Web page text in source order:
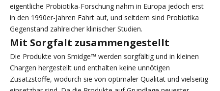
eigentliche Probiotika-Forschung nahm in Europa jedoch erst
in den 1990er-Jahren Fahrt auf, und seitdem sind Probiotika
Gegenstand zahlreicher klinischer Studien.
Mit Sorgfalt zusammengestellt
Die Produkte von Smidge™ werden sorgfältig und in kleinen
Chargen hergestellt und enthalten keine unnötigen
Zusatzstoffe, wodurch sie von optimaler Qualität und vielseitig